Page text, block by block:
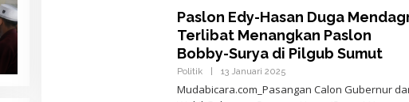
W
A
N
T
R
A
Paslon Edy-Hasan Duga
Terlibat Menangkan Paslon
Bobby-Surya di Pilgub Sumut
Politik 13 Januari 2025
E
Mudabicara.com_Pasangan Calon Gubernur